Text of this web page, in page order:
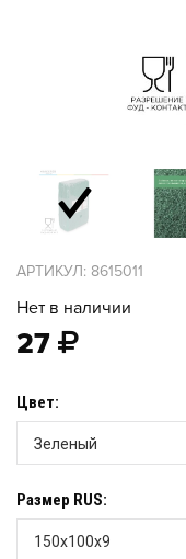
АРТИКУЛ: 8615011
Нет в наличии
27
Цвет:
Зеленый
Размер RUS:
150х100х9